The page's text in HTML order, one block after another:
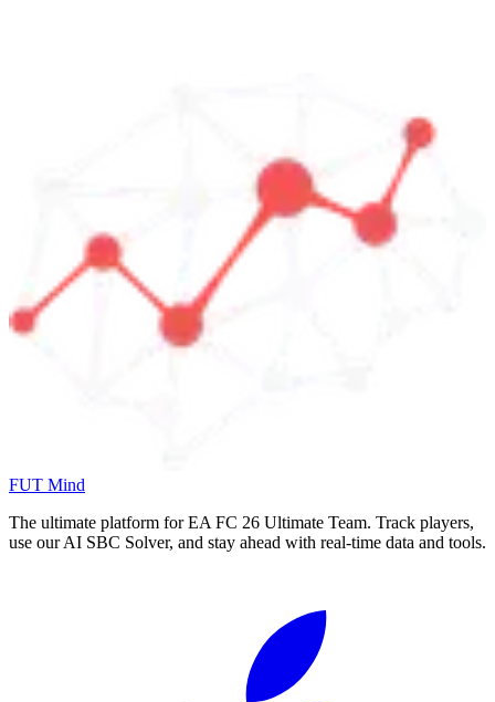
FUT Mind
The ultimate platform for EA FC 26 Ultimate Team. Track players,
use our AI SBC Solver, and stay ahead with real-time data and tools.